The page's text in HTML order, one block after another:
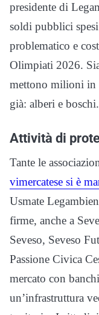
presidente di
soldi pubblici
problematico e
Olimpiati 2026.
mettono milioni in
già: alberi e
Attività di
Tante le
vimercatese si è
Usmate
firme, anche a
Seveso, Seveso
Passione Civica
mercato con
un’infrastruttura